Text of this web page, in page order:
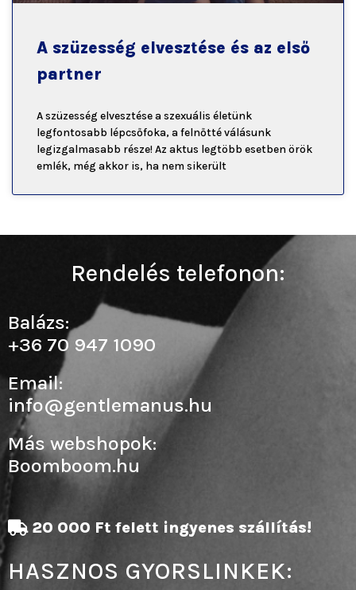
A szüzesség elvesztése és az első
partner
A szüzesség elvesztése a szexuális életünk
legfontosabb lépcsőfoka, a felnőtté válásunk
legizgalmasabb része! Az aktus legtöbb esetben örök
emlék, még akkor is, ha nem sikerült
20 000 Ft felett ingyenes szállítás!
HASZNOS GYORSLINKEK:
Rendelés telefonon:
Balázs:
+36 70 947 1090
Email:
info@gentlemanus.hu
Más webshopok:
Boomboom.hu